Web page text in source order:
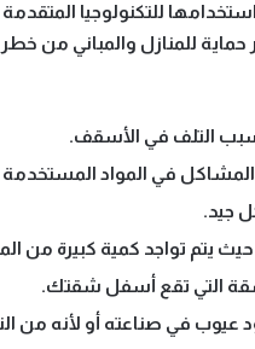
للتكنولوجيا
للمنازل والمباني من
التلف في الأسقف.
في المواد المستخدمة
جيد.
يتم تواجد كمية كبيرة من
التي تقع أسفل شقتك.
في صناعته أو لأنه من